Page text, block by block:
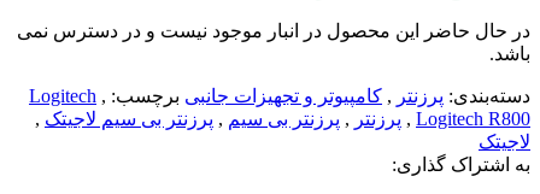
در حال حاضر این محصول در انبار موجود نیست و در دسترس نمی
باشد.
دسته‌بندی: پرزنتر , کامپیوتر و تجهیزات جانبی برچسب: Logitech ,
Logitech R800
, پرزنتر , پرزنتر بی سیم , پرزنتر بی سیم لاجیتک ,
لاجیتک
به اشتراک گذاری: